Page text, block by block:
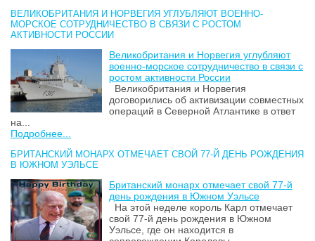
ВЕЛИКОБРИТАНИЯ И НОРВЕГИЯ УГЛУБЛЯЮТ ВОЕННО-
МОРСКОЕ СОТРУДНИЧЕСТВО В СВЯЗИ С РОСТОМ
АКТИВНОСТИ РОССИИ
Великобритания и Норвегия углубляют
военно-морское сотрудничество в связи с
ростом активности России
Великобритания и Норвегия
договорились об активизации совместных
операций в Северной Атлантике в ответ
на...
Подробнее...
БРИТАНСКИЙ МОНАРХ ОТМЕЧАЕТ СВОЙ 77-Й ДЕНЬ РОЖДЕНИЯ
В ЮЖНОМ УЭЛЬСЕ
Британский монарх отмечает свой 77-й
день рождения в Южном Уэльсе
На этой неделе король Карл отмечает
свой 77-й день рождения в Южном
Уэльсе, где он находится в